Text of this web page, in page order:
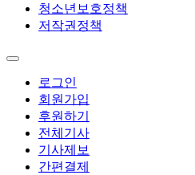
청소년보호정책
저작권정책
로그인
회원가입
후원하기
전체기사
기사제보
간편결제